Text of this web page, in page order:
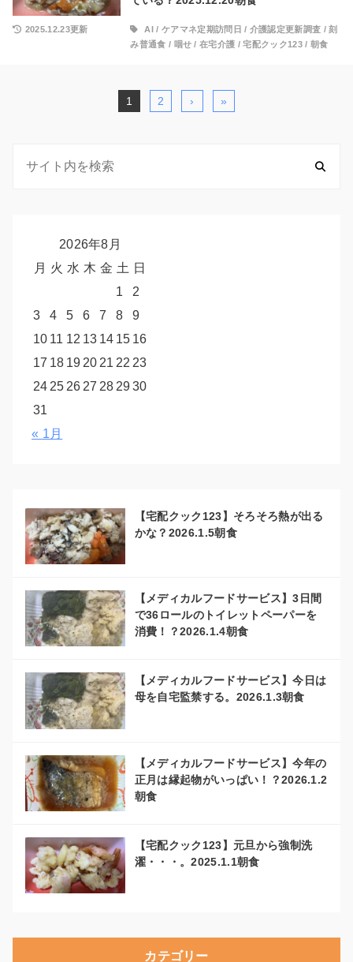
2025.12.23更新 AI / ケアマネ定期訪問日 / 介護認定更新調査 /刻
み普通食 / 咽せ /在宅介護 /宅配クック123/ 朝食
1 2 › »
2026年8月
月 火 水 木 金 土 日
1
2
3
4 5 6 7 8
9
10 11 12 13 14 15 16
17 18 19 20 21 22 23
24 25 26 27 28 2930
31
« 1月
【宅配クック123】そろそろ熱が出る
かな？2026.1.5朝食
【メディカルフードサービス】3日間
で36ロールのトイレットペーパーを
消費！？2026.1.4朝食
【メディカルフードサービス】今日は
母を自宅監禁する。2026.1.3朝食
【メディカルフードサービス】今年の
正月は縁起物がいっぱい！？2026.1.2
朝食
【宅配クック123】元旦から強制洗
濯・・・。2025.1.1朝食
カテゴリー